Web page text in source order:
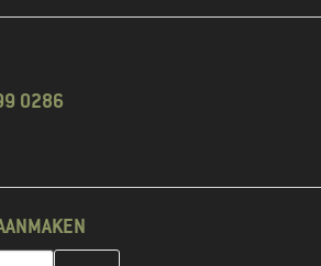
0286
in en maak in de volgende stap je